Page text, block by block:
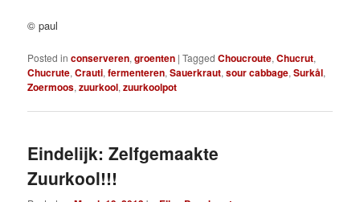
© paul
Posted in conserveren,groenten |Tagged Choucroute,Chucrut,
Chucrute,Crauti,fermenteren,Sauerkraut,sour cabbage,Surkål,
Zoermoos,zuurkool,zuurkoolpot
Eindelijk: Zelfgemaakte
Zuurkool!!!